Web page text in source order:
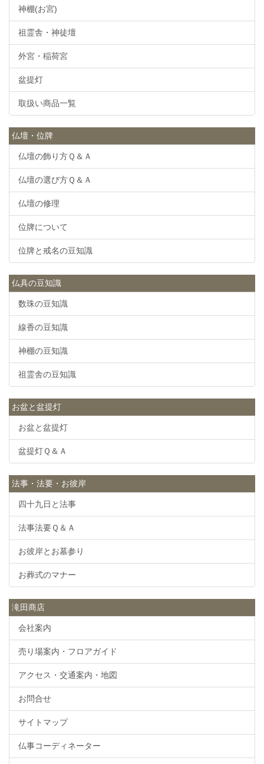
神棚(お宮)
祖霊舎・神徒壇
外宮・稲荷宮
盆提灯
取扱い商品一覧
仏壇・位牌
仏壇の飾り方Ｑ＆Ａ
仏壇の選び方Ｑ＆Ａ
仏壇の修理
位牌について
位牌と戒名の豆知識
仏具の豆知識
数珠の豆知識
線香の豆知識
神棚の豆知識
祖霊舎の豆知識
お盆と盆提灯
お盆と盆提灯
盆提灯Ｑ＆Ａ
法事・法要・お彼岸
四十九日と法事
法事法要Ｑ＆Ａ
お彼岸とお墓参り
お葬式のマナー
滝田商店
会社案内
売り場案内・フロアガイド
アクセス・交通案内・地図
お問合せ
サイトマップ
仏事コーディネーター